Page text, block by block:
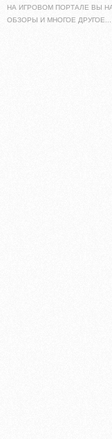
НА ИГРОВОМ ПОРТАЛЕ ВЫ
ОБЗОРЫ И МНОГОЕ